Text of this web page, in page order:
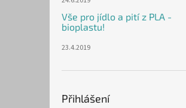
Vše pro jídlo a pití z PLA -
bioplastu!
23.4.2019
Přihlášení